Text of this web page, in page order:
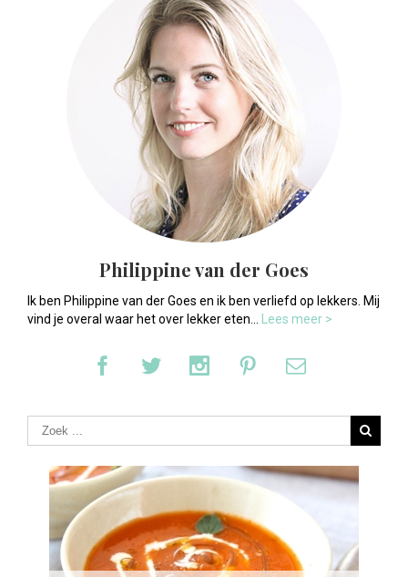
Philippine van der Goes
Ik ben Philippine van der Goes en ik ben verliefd op lekkers. Mij
vind je overal waar het over lekker eten... Lees meer >